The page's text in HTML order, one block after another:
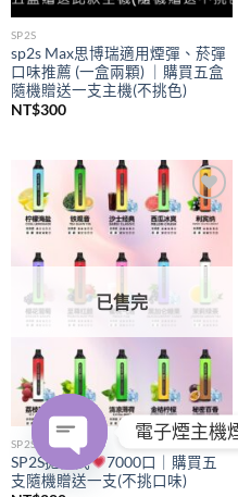
SP2S
sp2s Max思博瑞適用煙彈、菸彈
口味推薦 (一盒兩顆) ｜購買五盒
隨機贈送一支主機(不挑色)
NT$300
Add to
wishlist
已售完
SP2S
SP2S拋棄式
7000口｜購買五
支隨機贈送一支(不挑口味)
電子煙主機
OPEN